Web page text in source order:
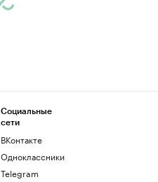
Социальные
сети
ВКонтакте
Одноклассники
Telegram